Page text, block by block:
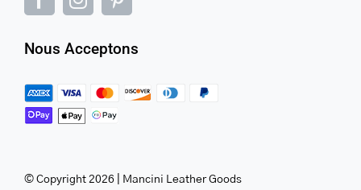
Nous Acceptons
© Copyright 2026 | Mancini Leather Goods